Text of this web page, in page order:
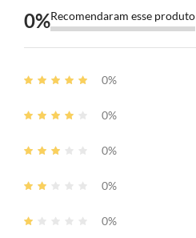
0%Recomendaram esse produto
0%
0%
0%
0%
0%